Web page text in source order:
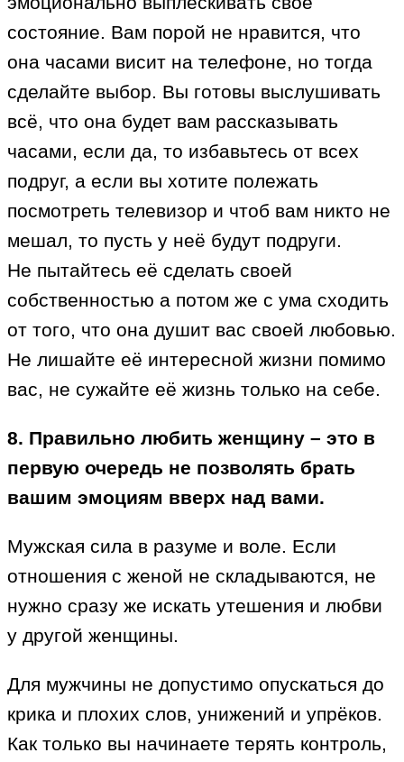
состояние. Вам порой не нравится, что
она часами висит на телефоне, но тогда
сделайте выбор. Вы готовы выслушивать
всё, что она будет вам рассказывать
часами, если да, то избавьтесь от всех
подруг, а если вы хотите полежать
посмотреть телевизор и чтоб вам никто не
мешал, то пусть у неё будут подруги.
Не пытайтесь её сделать своей
собственностью а потом же с ума сходить
от того, что она душит вас своей любовью.
Не лишайте её интересной жизни помимо
вас, не сужайте её жизнь только на себе.
8. Правильно любить женщину – это в
первую очередь не позволять брать
вашим эмоциям вверх над вами.
Мужская сила в разуме и воле. Если
отношения с женой не складываются, не
нужно сразу же искать утешения и любви
у другой женщины.
Для мужчины не допустимо опускаться до
крика и плохих слов, унижений и упрёков.
Как только вы начинаете терять контроль,